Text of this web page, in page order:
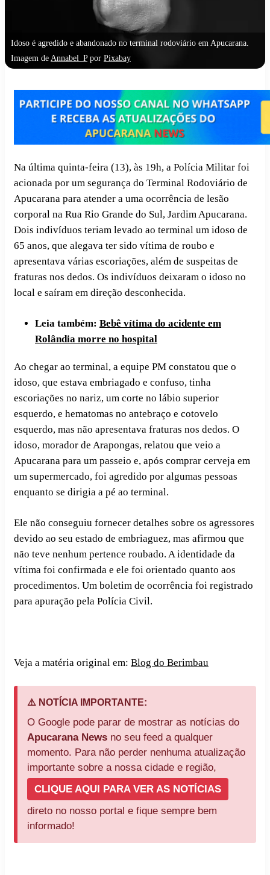
Idoso é agredido e abandonado no terminal rodoviário em Apucarana.
Imagem deAnnabel_Ppor Pixabay
Na última quinta-feira (13), às 19h, a Polícia Militar foi
acionada por um segurança do Terminal Rodoviário de
Apucarana para atender a uma ocorrência de lesão
corporal na Rua Rio Grande do Sul, Jardim Apucarana.
Dois indivíduos teriam levado ao terminal um idoso de
65 anos, que alegava ter sido vítima de roubo e
apresentava várias escoriações, além de suspeitas de
fraturas nos dedos. Os indivíduos deixaram o idoso no
local e saíram em direção desconhecida.
Leia também: Bebê vítima do acidente em
Rolândia morre no hospital
Ao chegar ao terminal, a equipe PM constatou que o
idoso, que estava embriagado e confuso, tinha
escoriações no nariz, um corte no lábio superior
esquerdo, e hematomas no antebraço e cotovelo
esquerdo, mas não apresentava fraturas nos dedos. O
idoso, morador de Arapongas, relatou que veio a
Apucarana para um passeio e, após comprar cerveja em
um supermercado, foi agredido por algumas pessoas
enquanto se dirigia a pé ao terminal.
Ele não conseguiu fornecer detalhes sobre os agressores
devido ao seu estado de embriaguez, mas afirmou que
não teve nenhum pertence roubado. A identidade da
vítima foi confirmada e ele foi orientado quanto aos
procedimentos. Um boletim de ocorrência foi registrado
para apuração pela Polícia Civil.
Veja a matéria original em: Blog do Berimbau
⚠️ NOTÍCIA IMPORTANTE:
O Google pode parar de mostrar as notícias do
Apucarana News no seu feed a qualquer
momento. Para não perder nenhuma atualização
importante sobre a nossa cidade e região,
CLIQUE AQUI PARA VER AS NOTÍCIAS
direto no nosso portal e fique sempre bem
informado!